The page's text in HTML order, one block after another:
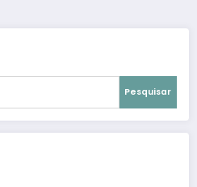
Pesquisar